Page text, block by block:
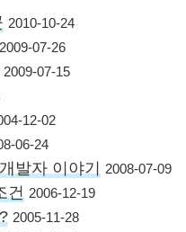
2010-10-24
2009-07-26
2009-07-15
12-02
06-24
발자 이야기 2008-07-09
건 2006-12-19
2005-11-28